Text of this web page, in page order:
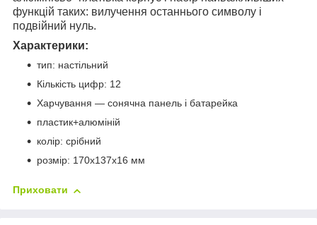
функцій таких: вилучення останнього символу і
подвійний нуль.
Характерики:
тип: настільний
Кількість цифр: 12
Харчування — сонячна панель і батарейка
пластик+алюміній
колір: срібний
розмір: 170x137x16 мм
Приховати